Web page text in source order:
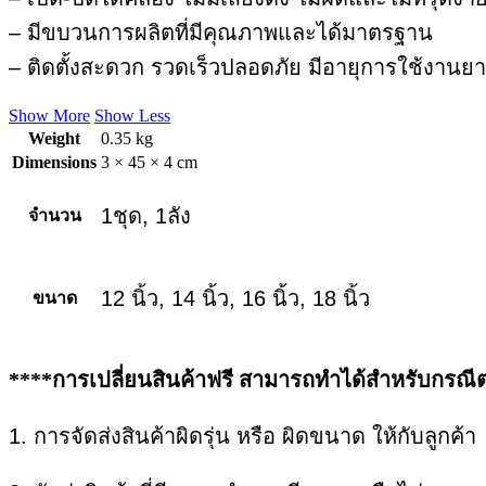
– มีขบวนการผลิตที่มีคุณภาพและได้มาตรฐาน
– ติดตั้งสะดวก รวดเร็วปลอดภัย มีอายุการใช้งานย
Show More Show Less
Weight
0.35 kg
Dimensions 3 × 45 × 4 cm
จำนวน 1ชุด, 1ลัง
ขนาด 12 นิ้ว, 14 นิ้ว, 16 นิ้ว, 18 นิ้ว
****การเปลี่ยนสินค้าฟรี สามารถทำได้สำหรับกรณี
1. การจัดส่งสินค้าผิดรุ่น หรือ ผิดขนาด ให้กับลูกค้า